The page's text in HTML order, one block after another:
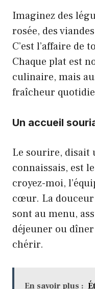
Imaginez des
rosée, des
C’est l’affaire de
Chaque plat est
culinaire, mais
fraîcheur
Un accueil
Le sourire, disait
connaissais, est
croyez-moi,
cœur. La
sont au menu,
déjeuner ou
chérir.
En savoir plus :